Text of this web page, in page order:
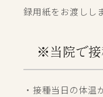
録用紙をお渡しし
※当院で
・接種当日の体温